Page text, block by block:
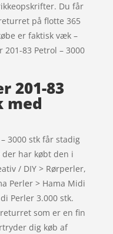
Du får
på flotte 365
er faktisk væk –
83 Petrol – 3000
201-83
med
3000 stk får stadig
har købt den i
/ DIY > Rørperler,
Perler > Hama Midi
Perler 3.000 stk.
som er en fin
dig køb af